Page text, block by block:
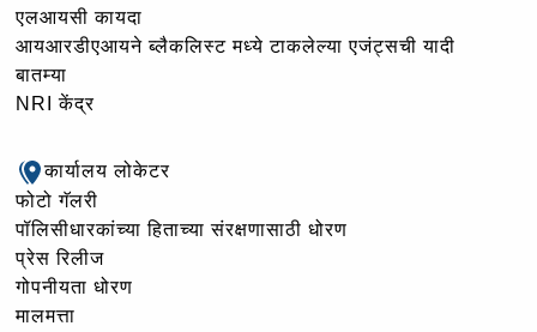
एलआयसी कायदा
आयआरडीएआयने ब्लैकलिस्ट मध्ये टाकलेल्या एजंट्सची यादी
बातम्या
NRI केंद्र
कार्यालय लोकेटर
फोटो गॅलरी
पॉलिसीधारकांच्या हिताच्या संरक्षणासाठी धोरण
प्रेस रिलीज
गोपनीयता धोरण
मालमत्ता